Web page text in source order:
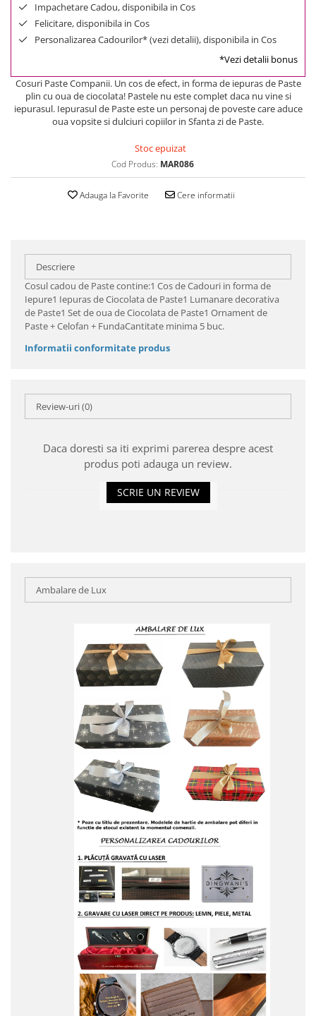
Impachetare Cadou, disponibila in Cos
Felicitare, disponibila in Cos
Personalizarea Cadourilor* (vezi detalii), disponibila in Cos
*Vezi detalii bonus
Cosuri Paste Companii. Un cos de efect, in forma de iepuras de Paste
plin cu oua de ciocolata! Pastele nu este complet daca nu vine si
iepurasul. Iepurasul de Paste este un personaj de poveste care aduce
oua vopsite si dulciuri copiilor in Sfanta zi de Paste.
Stoc epuizat
Cod Produs: MAR086
Adauga la Favorite Cere informatii
Descriere
Cosul cadou de Paste contine:1 Cos de Cadouri in forma de
Iepure1 Iepuras de Ciocolata de Paste1 Lumanare decorativa
de Paste1 Set de oua de Ciocolata de Paste1 Ornament de
Paste + Celofan + FundaCantitate minima 5 buc.
Informatii conformitate produs
Review-uri(0)
Daca doresti sa iti exprimi parerea despre acest
produs poti adauga un review.
SCRIE UN REVIEW
Ambalare de Lux